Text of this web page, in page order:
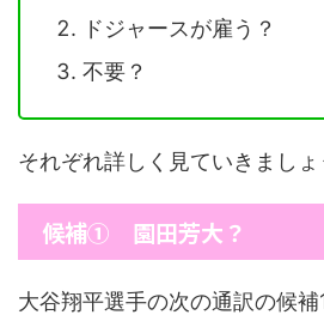
ドジャースが雇う？
不要？
それぞれ詳しく見ていきましょ
候補① 園田芳大？
大谷翔平選手の次の通訳の候補